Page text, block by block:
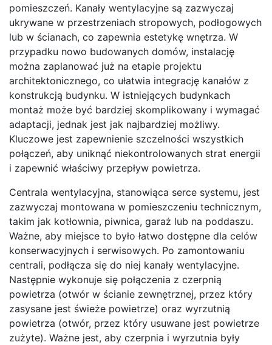
pomieszczeń. Kanały wentylacyjne są zazwyczaj
ukrywane w przestrzeniach stropowych, podłogowych
lub w ścianach, co zapewnia estetykę wnętrza. W
przypadku nowo budowanych domów, instalację
można zaplanować już na etapie projektu
architektonicznego, co ułatwia integrację kanałów z
konstrukcją budynku. W istniejących budynkach
montaż może być bardziej skomplikowany i wymagać
adaptacji, jednak jest jak najbardziej możliwy.
Kluczowe jest zapewnienie szczelności wszystkich
połączeń, aby uniknąć niekontrolowanych strat energii
i zapewnić właściwy przepływ powietrza.
Centrala wentylacyjna, stanowiąca serce systemu, jest
zazwyczaj montowana w pomieszczeniu technicznym,
takim jak kotłownia, piwnica, garaż lub na poddaszu.
Ważne, aby miejsce to było łatwo dostępne dla celów
konserwacyjnych i serwisowych. Po zamontowaniu
centrali, podłącza się do niej kanały wentylacyjne.
Następnie wykonuje się połączenia z czerpnią
powietrza (otwór w ścianie zewnętrznej, przez który
zasysane jest świeże powietrze) oraz wyrzutnią
powietrza (otwór, przez który usuwane jest powietrze
zużyte). Ważne jest, aby czerpnia i wyrzutnia były